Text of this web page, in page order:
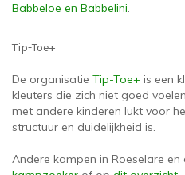
Babbeloe en Babbelini.
Tip-Toe+
De organisatie Tip-Toe+ is een
kleuters die zich niet goed
met andere kinderen lukt voor
structuur en duidelijkheid is.
Andere kampen in Roeselare